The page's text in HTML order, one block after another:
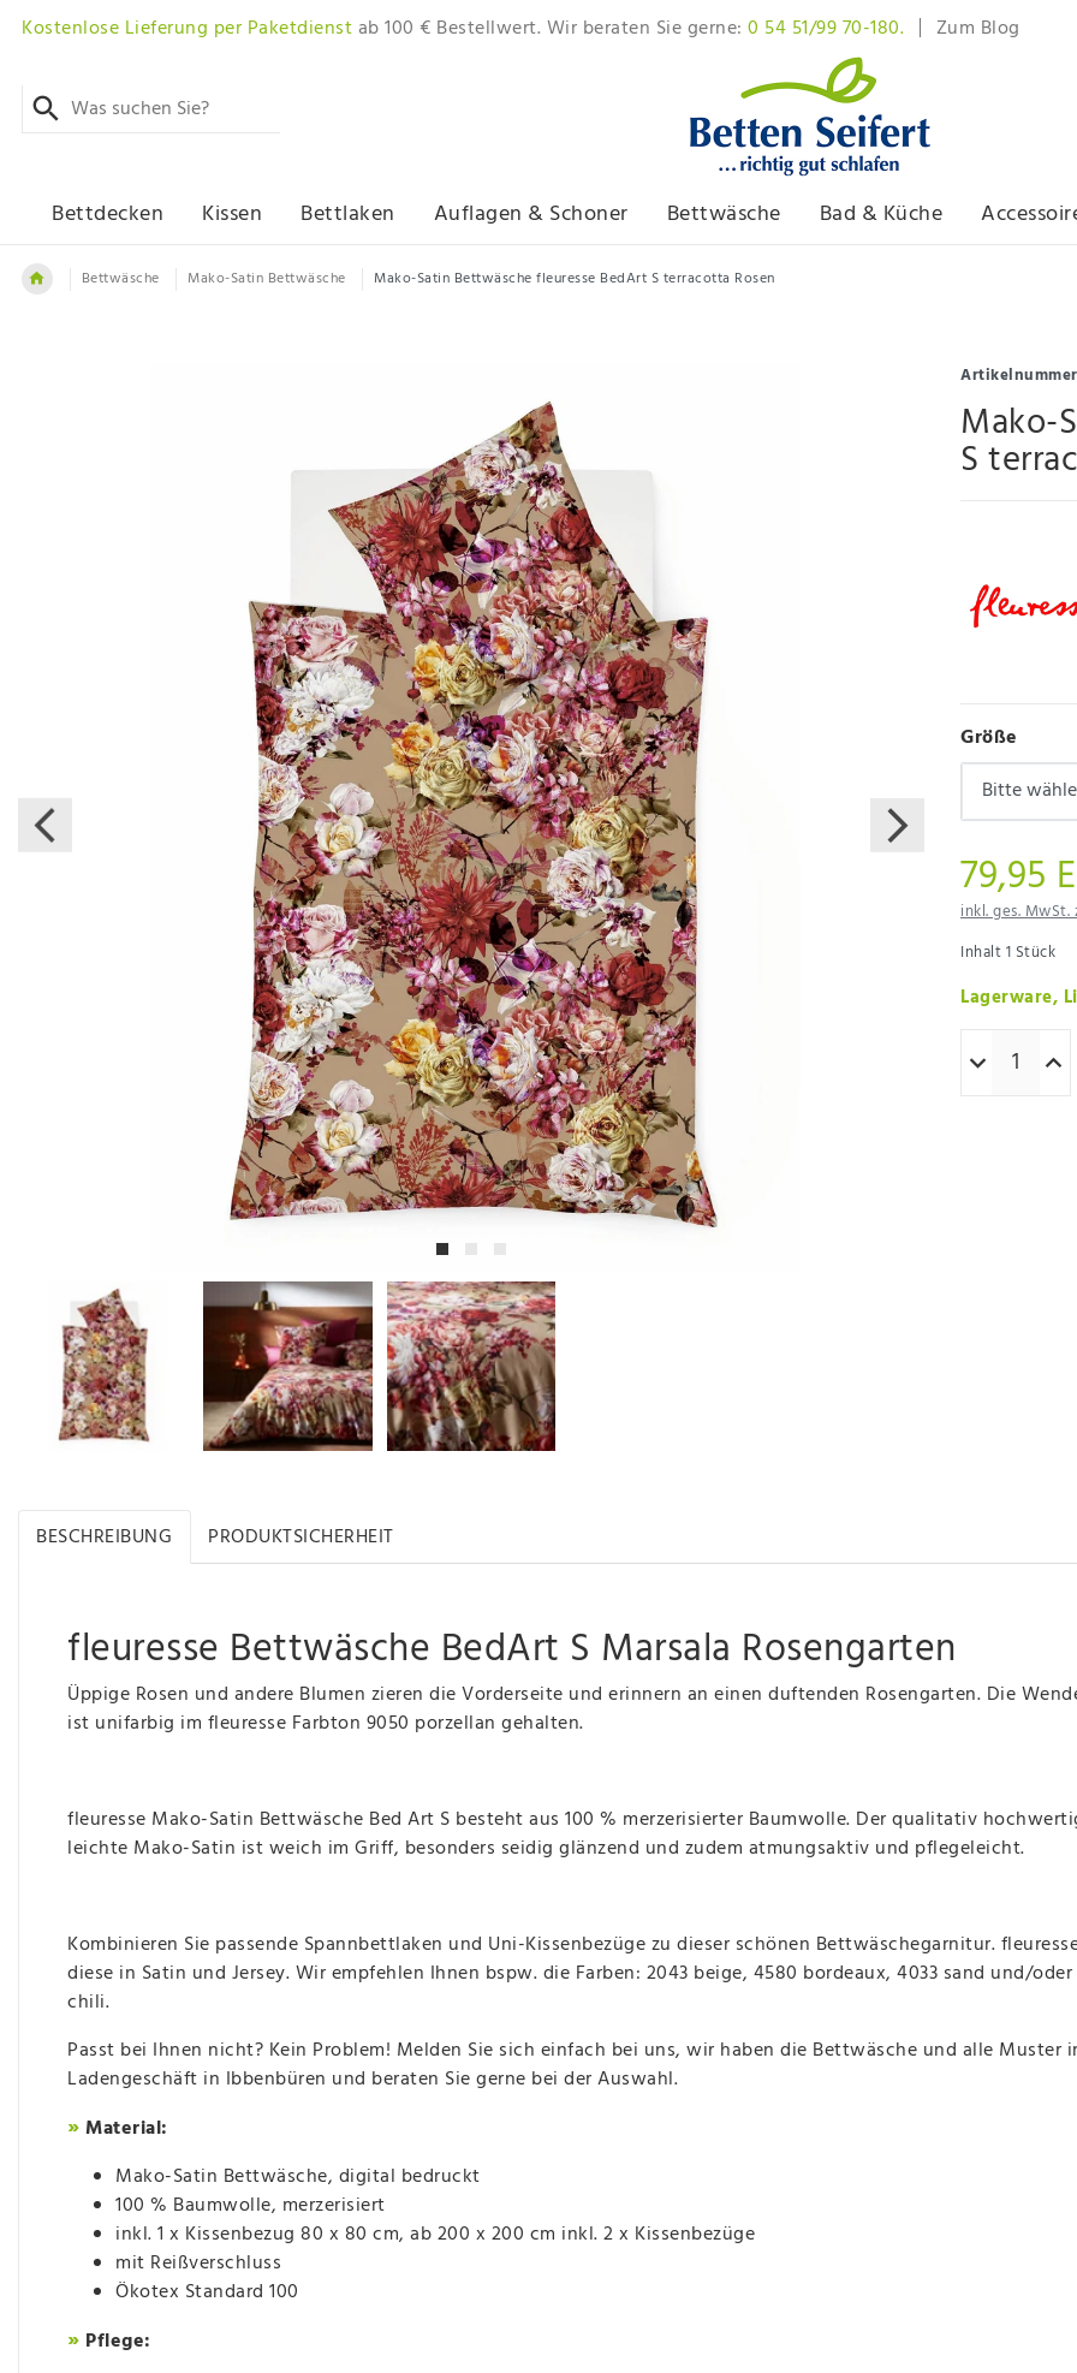
Zum Blog
Kostenlose Lieferung per Paketdienstab 100 € Bestellwert. Wir beraten Sie gerne: 0 54 51/99 70-180.
Bettdecken Kissen Bettlaken Auflagen & Schoner Bettwäsche Bad & Küche
Bettwäsche Mako-Satin Bettwäsche Mako-Satin Bettwäsche fleuresse BedArt S terracotta Rosen
Artikelnummer
Mako-
S
Größe
79,95
inkl. ges.
Inhalt1 Stück
Lagerware,
BESCHREIBUNG PRODUKTSICHERHEIT
fleuresse Bettwäsche BedArt S Marsala Rosengarten
Üppige Rosen und andere Blumen zieren die Vorderseite und erinnern an einen duftenden Rosengarten. Die
ist unifarbig im fleuresse Farbton 9050 porzellan gehalten.
fleuresse Mako-Satin Bettwäsche Bed Art S besteht aus 100 % merzerisierter Baumwolle. Der qualitativ
leichte Mako-Satin ist weich im Griff, besonders seidig glänzend und zudem atmungsaktiv und pflegeleicht.
Kombinieren Sie passende Spannbettlaken und Uni-Kissenbezüge zu dieser schönen Bettwäschegarnitur.
diese in Satin und Jersey. Wir empfehlen Ihnen bspw. die Farben: 2043 beige, 4580 bordeaux, 4033 sand und/oder
chili.
Passt bei Ihnen nicht? Kein Problem! Melden Sie sich einfach bei uns, wir haben die Bettwäsche und alle Muster
Ladengeschäft in Ibbenbüren und beraten Sie gerne bei der Auswahl.
»Material:
Mako-Satin Bettwäsche, digital bedruckt
100 % Baumwolle, merzerisiert
inkl. 1 x Kissenbezug 80 x 80 cm, ab 200 x 200 cm inkl. 2 x Kissenbezüge
mit Reißverschluss
Ökotex Standard 100
» Pflege: